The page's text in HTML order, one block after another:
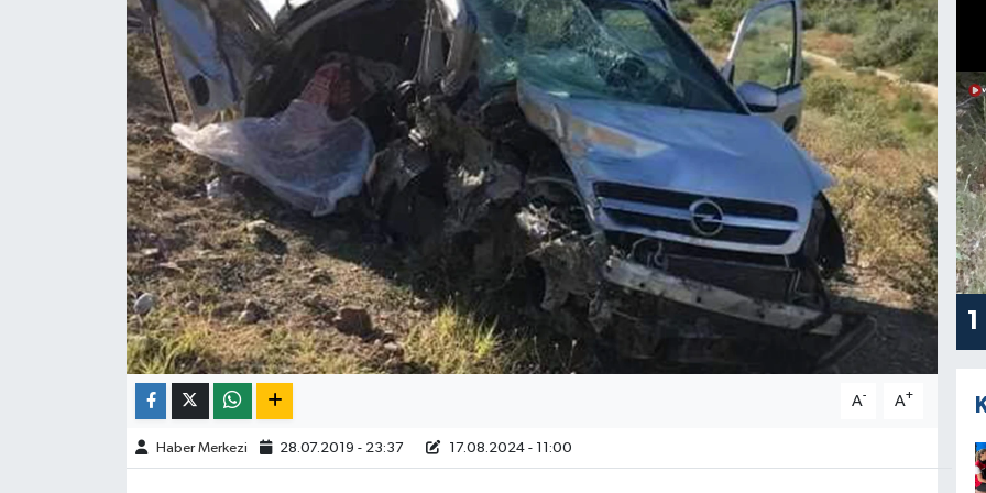
A- A+
Haber Merkezi 28.07.2019 - 23:37 17.08.2024 - 11:00
1
RESMİ İLANLAR
KÜLTÜR
TURİZM
MAGAZİN